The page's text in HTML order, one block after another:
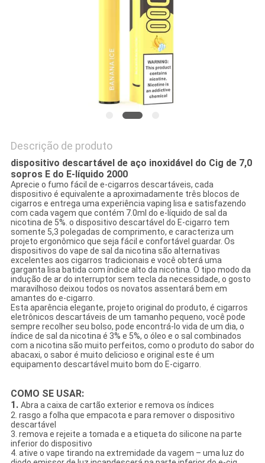
Descrição de produto
dispositivo descartável de aço inoxidável do Cig de 7,0
sopros E do E-líquido 2000
Aprecie o fumo fácil de e-cigarros descartáveis, cada
dispositivo é equivalente a aproximadamente três blocos de
cigarros e entrega uma experiência vaping lisa e satisfazendo
com cada vagem que contém 7.0ml do e-líquido de sal da
nicotina de 5%. o dispositivo descartável do E-cigarro tem
somente 5,3 polegadas de comprimento, e caracteriza um
projeto ergonômico que seja fácil e confortável guardar. Os
dispositivos do vape de sal da nicotina são alternativas
excelentes aos cigarros tradicionais e você obterá uma
garganta lisa batida com índice alto da nicotina. O tipo modo da
indução de ar do interruptor sem tecla da necessidade, o gosto
maravilhoso deixou todos os novatos assentará bem em
amantes do e-cigarro.
Esta aparência elegante, projeto original do produto, é cigarros
eletrônicos descartáveis de um tamanho pequeno, você pode
sempre recolher seu bolso, pode encontrá-lo vida de um dia, o
índice de sal da nicotina é 3% e 5%, o óleo e o sal combinados
com a nicotina são muito perfeitos, como o produto do sabor do
abacaxi, o sabor é muito delicioso e original este é um
equipamento descartável muito bom do E-cigarro.
COMO SE USAR:
1. Abra a caixa de cartão exterior e remova os índices
2. rasgo a folha que empacota e para remover o dispositivo
descartável
3. remova e rejeite a tomada e a etiqueta do silicone na parte
inferior do dispositivo
4. ative o vape tirando na extremidade da vagem – uma luz do